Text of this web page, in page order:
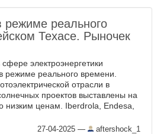
режиме реального
Техасе. Рыночек
электроэнергетики
режиме реального времени.
отрасли в
проектов выставлены на
низким ценам. Iberdrola, Endesa,
27-04-2025 — aftershock_1